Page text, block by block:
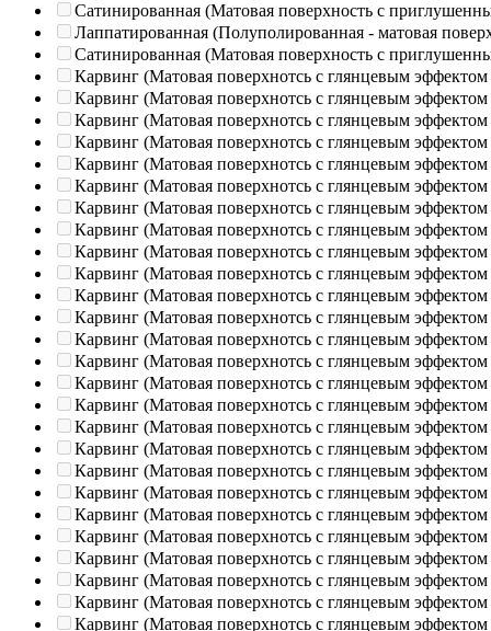
Сатинированная (Матовая поверхность с
Лаппатированная (Полуполированная - матовая
Сатинированная (Матовая поверхность с
Карвинг (Матовая поверхнотсь с глянцевым эффектом
Карвинг (Матовая поверхнотсь с глянцевым эффектом
Карвинг (Матовая поверхнотсь с глянцевым эффектом
Карвинг (Матовая поверхнотсь с глянцевым эффектом
Карвинг (Матовая поверхнотсь с глянцевым эффектом
Карвинг (Матовая поверхнотсь с глянцевым эффектом
Карвинг (Матовая поверхнотсь с глянцевым эффектом
Карвинг (Матовая поверхнотсь с глянцевым эффектом
Карвинг (Матовая поверхнотсь с глянцевым эффектом
Карвинг (Матовая поверхнотсь с глянцевым эффектом
Карвинг (Матовая поверхнотсь с глянцевым эффектом
Карвинг (Матовая поверхнотсь с глянцевым эффектом
Карвинг (Матовая поверхнотсь с глянцевым эффектом
Карвинг (Матовая поверхнотсь с глянцевым эффектом
Карвинг (Матовая поверхнотсь с глянцевым эффектом
Карвинг (Матовая поверхнотсь с глянцевым эффектом
Карвинг (Матовая поверхнотсь с глянцевым эффектом
Карвинг (Матовая поверхнотсь с глянцевым эффектом
Карвинг (Матовая поверхнотсь с глянцевым эффектом
Карвинг (Матовая поверхнотсь с глянцевым эффектом
Карвинг (Матовая поверхнотсь с глянцевым эффектом
Карвинг (Матовая поверхнотсь с глянцевым эффектом
Карвинг (Матовая поверхнотсь с глянцевым эффектом
Карвинг (Матовая поверхнотсь с глянцевым эффектом
Карвинг (Матовая поверхнотсь с глянцевым эффектом
Карвинг (Матовая поверхнотсь с глянцевым эффектом